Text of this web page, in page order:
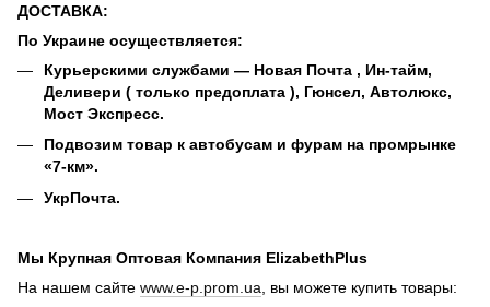
ДОСТАВКА:
По Украине осуществляется:
Курьерскими службами ― Новая Почта , Ин-тайм,
Деливери ( только предоплата ), Гюнсел, Автолюкс,
Мост Экспресс.
Подвозим товар к автобусам и фурам на промрынке
«7-км».
УкрПочта.
Мы Крупная Оптовая Компания ElizabethPlus
На нашем сайте www.e-p.prom.ua , вы можете купить товары: